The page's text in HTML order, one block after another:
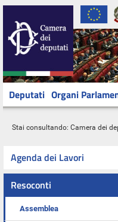
Deputati Organi
Stai consultando: Camera dei
Agenda dei Lavori
Resoconti
Assemblea